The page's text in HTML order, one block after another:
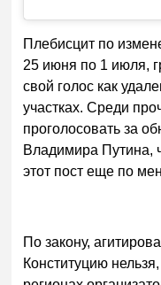
Плебисцит по
25 июня по 1 июля,
свой голос как
участках. Среди
проголосовать за
Владимира Путина,
этот пост еще по
По закону,
Конституцию